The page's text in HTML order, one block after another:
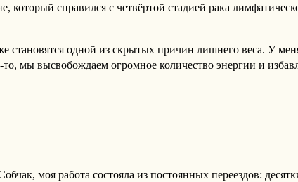
который справился с четвёртой стадией рака
одной из скрытых причин лишнего веса. У
мы высвобождаем огромное количество энергии и
моя работа состояла из постоянных переездов: